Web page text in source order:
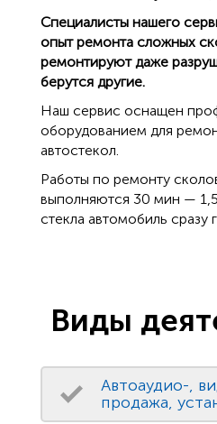
Специалисты нашего
опыт ремонта сложных
ремонтируют даже
берутся другие.
Наш сервис оснащен
оборудованием для
автостекол.
Работы по ремонту
выполняются 30 мин —
стекла автомобиль сразу
Виды
Автоаудио-,
продажа,